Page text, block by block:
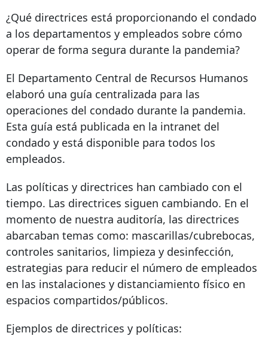
¿Qué directrices está proporcionando el condado
a los departamentos y empleados sobre cómo
operar de forma segura durante la pandemia?
El Departamento Central de Recursos Humanos
elaboró ​​una guía centralizada para las
operaciones del condado durante la pandemia.
Esta guía está publicada en la intranet del
condado y está disponible para todos los
empleados.
Las políticas y directrices han cambiado con el
tiempo. Las directrices siguen cambiando. En el
momento de nuestra auditoría, las directrices
abarcaban temas como: mascarillas/cubrebocas,
controles sanitarios, limpieza y desinfección,
estrategias para reducir el número de empleados
en las instalaciones y distanciamiento físico en
espacios compartidos/públicos.
Ejemplos de directrices y políticas: